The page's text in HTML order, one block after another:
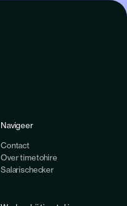
Navigeer
Contact
Over timetohire
Salarischecker